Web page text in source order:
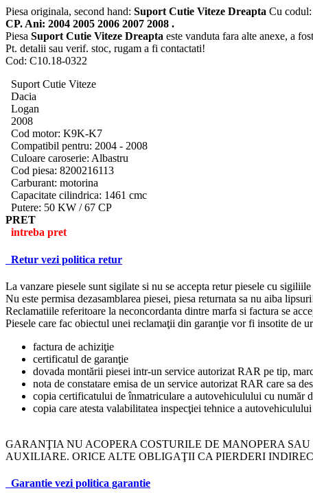
Piesa originala, second hand: Suport Cutie Viteze Dreapta Cu codul:
CP. Ani: 2004 2005 2006 2007 2008 .
Piesa Suport Cutie Viteze Dreapta este vanduta fara alte anexe, a
Pt. detalii sau verif. stoc, rugam a fi contactati!
Cod: C10.18-0322
Suport Cutie Viteze
Dacia
Logan
2008
Cod motor: K9K-K7
Compatibil pentru: 2004 - 2008
Culoare caroserie: Albastru
Cod piesa: 8200216113
Carburant: motorina
Capacitate cilindrica: 1461 cmc
Putere: 50 KW / 67 CP
PRET
intreba pret
Retur vezi politica retur
La vanzare piesele sunt sigilate si nu se accepta retur piesele cu
Nu este permisa dezasamblarea piesei, piesa returnata sa nu aiba
Reclamatiile referitoare la neconcordanta dintre marfa si factura se
Piesele care fac obiectul unei reclamaţii din garanţie vor fi insotite de
factura de achiziţie
certificatul de garanţie
dovada montării piesei intr-un service autorizat RAR pe tip,
nota de constatare emisa de un service autorizat RAR care sa
copia certificatului de înmatriculare a autovehiculului cu număr
copia care atesta valabilitatea inspecţiei tehnice a autovehiculului
GARANŢIA NU ACOPERA COSTURILE DE MANOPERA
AUXILIARE. ORICE ALTE OBLIGAŢII CA PIERDERI
Garantie vezi politica garantie